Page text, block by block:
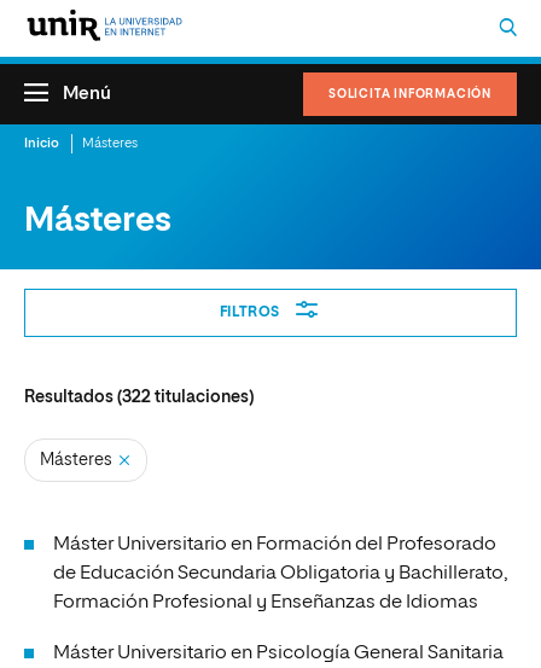
SOLICITA INFORMACIÓN
Menú
Inicio Másteres
Másteres
FILTROS
Resultados (322 titulaciones)
Másteres
Máster Universitario en Formación del Profesorado
de Educación Secundaria Obligatoria y Bachillerato,
Formación Profesional y Enseñanzas de Idiomas
Máster Universitario en Psicología General Sanitaria